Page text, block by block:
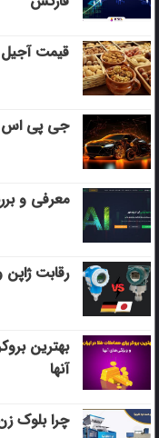
قیمت آجیل
جی پی اس
معرفی و
رقابت
بهترین
آنها
چرا بلوک